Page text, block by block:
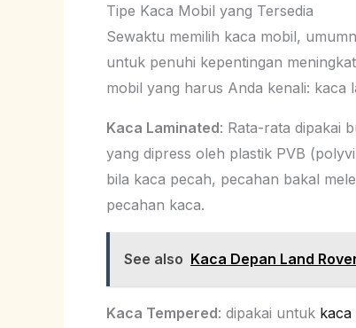
Tipe Kaca Mobil yang Tersedia
Sewaktu memilih kaca mobil,
untuk penuhi kepentingan
mobil yang harus Anda kenali: kaca
Kaca Laminated: Rata-rata dipakai
yang dipress oleh plastik PVB
bila kaca pecah, pecahan bakal
pecahan kaca.
See also Kaca Depan Land
Kaca Tempered: dipakai untuk kaca